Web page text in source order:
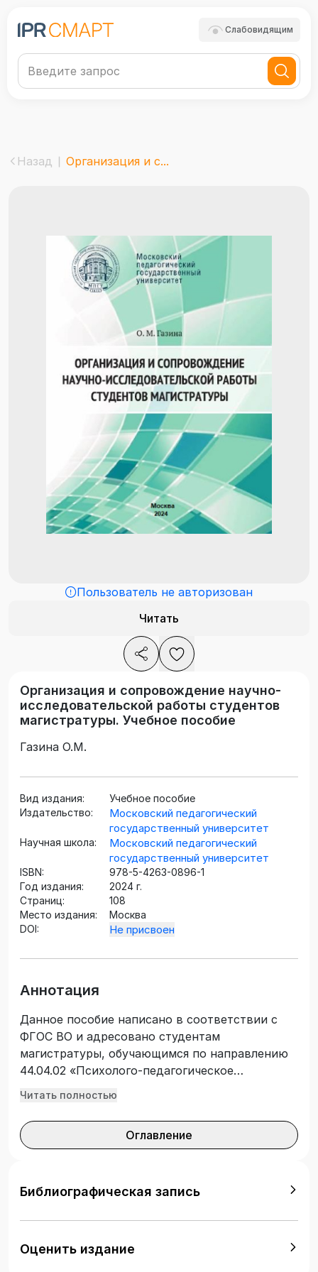
Слабовидящим
Назад Организация и с...
Пользователь не авторизован
Читать
Организация и сопровождение научно-
исследовательской работы студентов
магистратуры. Учебное пособие
Газина О.М.
Вид издания:
Учебное пособие
Издательство:
Московский педагогический
государственный университет
Научная школа:
Московский педагогический
государственный университет
ISBN:
978-5-4263-0896-1
Год издания:
2024 г.
Страниц:
108
Место издания:
Москва
DOI:
Не присвоен
Аннотация
Данное пособие написано в соответствии с
ФГОС ВО и адресовано студентам
магистратуры, обучающимся по направлению
44.04.02 «Психолого-педагогическое
образование». Пособие является изданием,
рационально планировать и осуществлять
исследовательскую деятельность параллельно
практик. В нем приводятся требования к
списка литературы, таблиц и иллюстративного
материала, критерии оценивания различных
аспектов деятельности магистранта,
Читать полностью
Оглавление
Библиографическая запись
Оценить издание